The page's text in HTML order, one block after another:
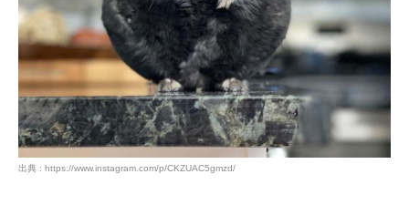
出典 : https://www.instagram.com/p/CKZUAC5gmzd/